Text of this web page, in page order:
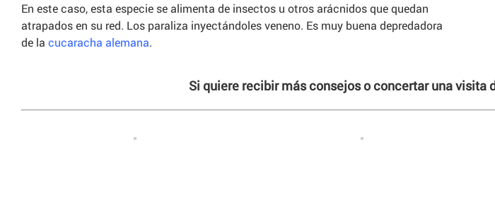
En este caso, esta especie se alimenta de insectos u otros arácnidos que quedan
atrapados en su red. Los paraliza inyectándoles veneno. Es muy buena depredadora
de la cucaracha alemana.
Si quiere recibir más consejos o concertar una visita